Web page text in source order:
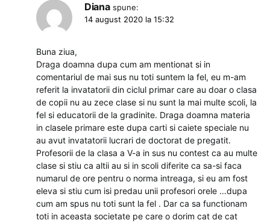
Diana spune:
14 august 2020 la 15:32
Buna ziua,
Draga doamna dupa cum am mentionat si in
comentariul de mai sus nu toti suntem la fel, eu m-am
referit la invatatorii din ciclul primar care au doar o clasa
de copii nu au zece clase si nu sunt la mai multe scoli, la
fel si educatorii de la gradinite. Draga doamna materia
in clasele primare este dupa carti si caiete speciale nu
au avut invatatorii lucrari de doctorat de pregatit.
Profesorii de la clasa a V-a in sus nu contest ca au multe
clase si stiu ca altii au si in scoli diferite ca sa-si faca
numarul de ore pentru o norma intreaga, si eu am fost
eleva si stiu cum isi predau unii profesori orele …dupa
cum am spus nu toti sunt la fel . Dar ca sa functionam
toti in aceasta societate pe care o dorim cat de cat